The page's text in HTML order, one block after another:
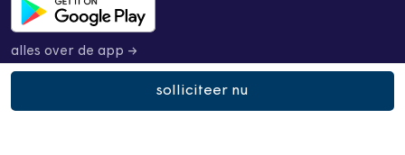
solliciteer nu
alles over de app →